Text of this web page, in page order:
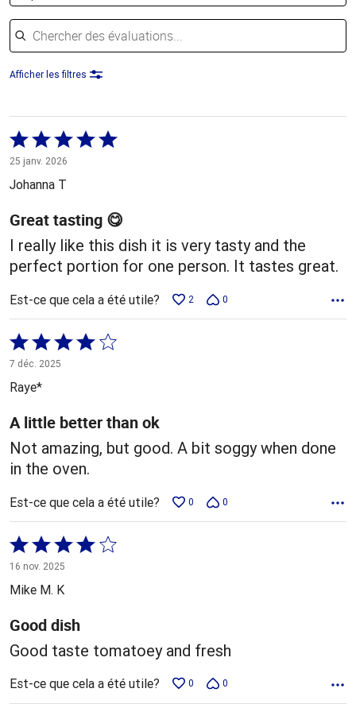
Chercher des évaluations
Afficher les filtres
Coté
5 sur
5
25 janv. 2026
Johanna T
Great tasting 😋
I really like this dish it is very tasty and the
perfect portion for one person. It tastes great.
Est-ce que cela a été utile? 2 0
Coté
4 sur
5
7 déc. 2025
Raye*
A little better than ok
Not amazing, but good. A bit soggy when done
in the oven.
Est-ce que cela a été utile? 0 0
Coté
4 sur
5
16 nov. 2025
Mike M. K
Good dish
Good taste tomatoey and fresh
Est-ce que cela a été utile? 0 0